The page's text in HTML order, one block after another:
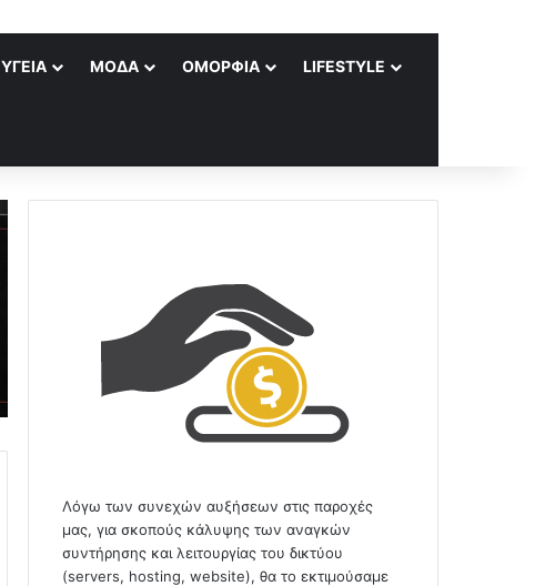
ΥΓΕΊΑ ΜΌΔΑ ΟΜΟΡΦΙΆ LIFESTYLE
Λόγω των συνεχών αυξήσεων στις παροχές
μας, για σκοπούς κάλυψης των αναγκών
συντήρησης και λειτουργίας του δικτύου
(servers, hosting, website), θα το εκτιμούσαμε